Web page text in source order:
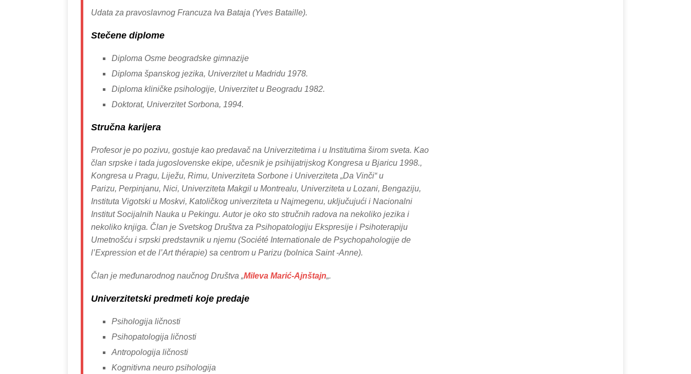
Udata za pravoslavnog Francuza Iva Bataja (Yves Bataille).
Stečene diplome
Diploma Osme beogradske gimnazije
Diploma španskog jezika, Univerzitet u Madridu 1978.
Diploma kliničke psihologije, Univerzitet u Beogradu 1982.
Doktorat, Univerzitet Sorbona, 1994.
Stručna karijera
Profesor je po pozivu, gostuje kao predavač na Univerzitetima i u Institutima širom sveta. Kao
član srpske i tada jugoslovenske ekipe, učesnik je psihijatrijskog Kongresa u Bjaricu 1998.,
Kongresa u Pragu, Liježu, Rimu, Univerziteta Sorbone i Univerziteta „Da Vinči“ u
Parizu, Perpinjanu, Nici, Univerziteta Makgil u Montrealu, Univerziteta u Lozani, Bengaziju,
Instituta Vigotski u Moskvi, Katoličkog univerziteta u Najmegenu, uključujući i Nacionalni
Institut Socijalnih Nauka u Pekingu. Autor je oko sto stručnih radova na nekoliko jezika i
nekoliko knjiga. Član je Svetskog Društva za Psihopatologiju Ekspresije i Psihoterapiju
Umetnošću i srpski predstavnik u njemu (Société Internationale de Psychopahologije de
l’Expression et de l’Art thérapie) sa centrom u Parizu (bolnica Saint -Anne).
Član je međunarodnog naučnog Društva „Mileva Marić-Ajnštajn„.
Univerzitetski predmeti koje predaje
Psihologija ličnosti
Psihopatologija ličnosti
Antropologija ličnosti
Kognitivna neuro psihologija